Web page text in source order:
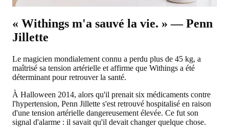
« Withings m'a sauvé la vie. » — Penn
Jillette
Le magicien mondialement connu a perdu plus de 45 kg, a
maîtrisé sa tension artérielle et affirme que Withings a été
déterminant pour retrouver la santé.
À Halloween 2014, alors qu'il prenait six médicaments contre
l'hypertension, Penn Jillette s'est retrouvé hospitalisé en raison
d'une tension artérielle dangereusement élevée. Ce fut son
signal d'alarme : il savait qu'il devait changer quelque chose.